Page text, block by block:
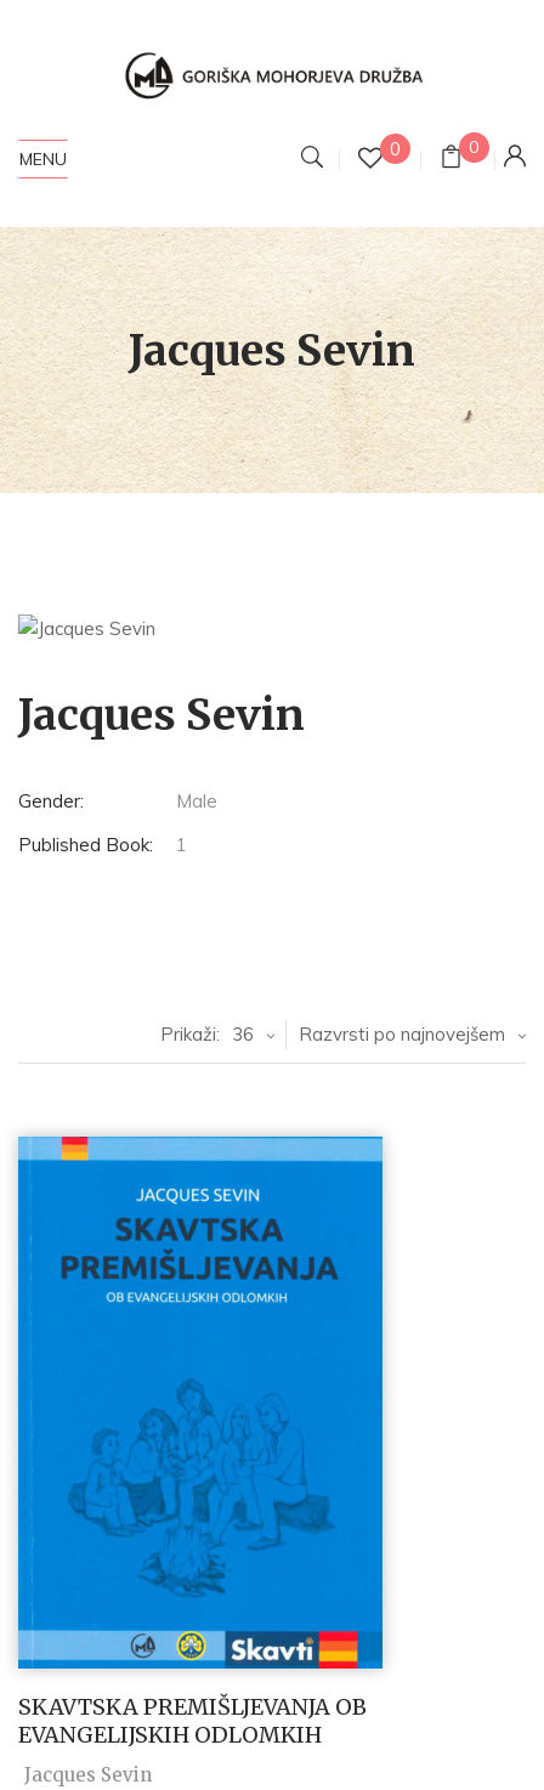
MENU 0 0
Jacques Sevin
Jacques Sevin
Gender:
Male
Published Book:
1
Razvrsti po najnovejšem
Prikaži: 36
SKAVTSKA PREMIŠLJEVANJA OB
EVANGELIJSKIH ODLOMKIH
Jacques Sevin